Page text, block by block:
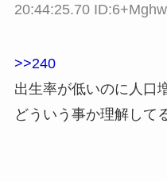
20:44:25.70
>>240
出生率が低いのに人口
どういう事か理解して